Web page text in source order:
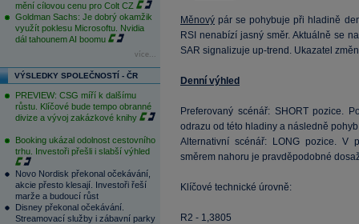
mění cílovou cenu pro Colt CZ
Goldman Sachs: Je dobrý okamžik
využít poklesu Microsoftu. Nvidia
dál tahounem AI boomu
více...
VÝSLEDKY SPOLEČNOSTÍ - ČR
PREVIEW: CSG míří k dalšímu
růstu. Klíčové bude tempo obranné
divize a vývoj zakázkové knihy
Booking ukázal odolnost cestovního
trhu. Investoři přešli i slabší výhled
Novo Nordisk překonal očekávání,
akcie přesto klesají. Investoři řeší
marže a budoucí růst
Disney překonal očekávání.
Streamovací služby i zábavní parky
Měnový pár se pohybuje při hladině
RSI nenabízí jasný směr. Aktuálně se
SAR signalizuje up-trend. Ukazatel
Denní výhled
Preferovaný scénář: SHORT pozice.
odrazu od této hladiny a následně
Alternativní scénář: LONG pozice. V
směrem nahoru je pravděpodobné
Klíčové technické úrovně:
R2 - 1,3805